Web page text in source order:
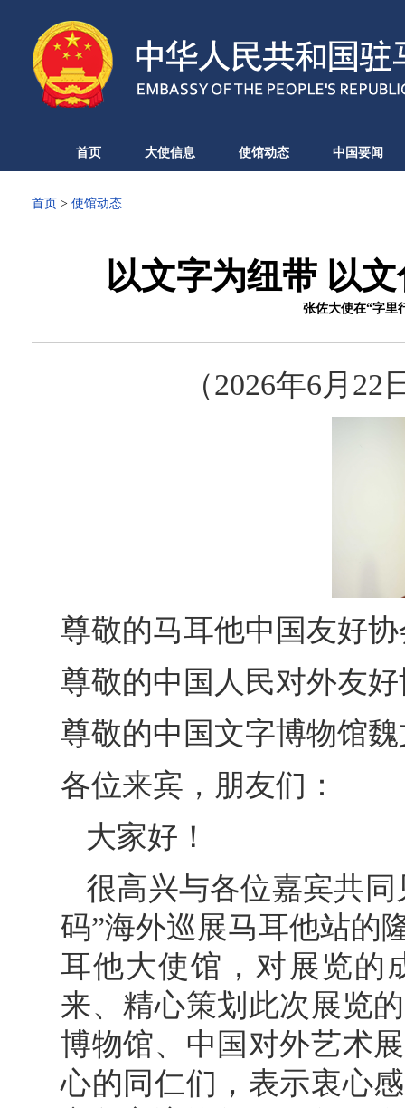
首页 大使信息 使馆动态 中国要闻
首页 > 使馆动态
以文字为纽带 以
张佐大使在“字
（2026年6月
尊敬的马耳他中国友好
尊敬的中国人民对外友
尊敬的中国文字博物馆
各位来宾，朋友们：
大家好！
很高兴与各位嘉宾共
码”海外巡展马耳他站的
耳他大使馆，对展览的
来、精心策划此次展览
博物馆、中国对外艺术
心的同仁们，表示衷心